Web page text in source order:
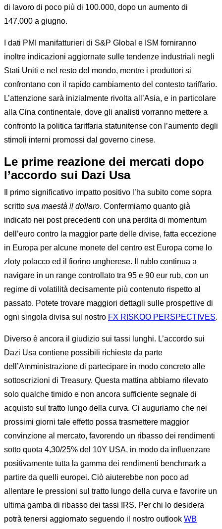
di lavoro di poco più di 100.000, dopo un aumento di
147.000 a giugno.
I dati PMI manifatturieri di S&P Global e ISM forniranno
inoltre indicazioni aggiornate sulle tendenze industriali negli
Stati Uniti e nel resto del mondo, mentre i produttori si
confrontano con il rapido cambiamento del contesto tariffario.
L’attenzione sarà inizialmente rivolta all’Asia, e in particolare
alla Cina continentale, dove gli analisti vorranno mettere a
confronto la politica tariffaria statunitense con l’aumento degli
stimoli interni promossi dal governo cinese.
Le prime reazione dei mercati dopo
l’accordo sui Dazi Usa
Il primo significativo impatto positivo l’ha subito come sopra
scritto sua maestà il dollaro. Confermiamo quanto già
indicato nei post precedenti con una perdita di momentum
dell’euro contro la maggior parte delle divise, fatta eccezione
in Europa per alcune monete del centro est Europa come lo
zloty polacco ed il fiorino ungherese. Il rublo continua a
navigare in un range controllato tra 95 e 90 eur rub, con un
regime di volatilità decisamente più contenuto rispetto al
passato. Potete trovare maggiori dettagli sulle prospettive di
ogni singola divisa sul nostro FX RISKOO PERSPECTIVES.
Diverso è ancora il giudizio sui tassi lunghi. L’accordo sui
Dazi Usa contiene possibili richieste da parte
dell’Amministrazione di partecipare in modo concreto alle
sottoscrizioni di Treasury. Questa mattina abbiamo rilevato
solo qualche timido e non ancora sufficiente segnale di
acquisto sul tratto lungo della curva. Ci auguriamo che nei
prossimi giorni tale effetto possa trasmettere maggior
convinzione al mercato, favorendo un ribasso dei rendimenti
sotto quota 4,30/25% del 10Y USA, in modo da influenzare
positivamente tutta la gamma dei rendimenti benchmark a
partire da quelli europei. Ciò aiuterebbe non poco ad
allentare le pressioni sul tratto lungo della curva e favorire un
ultima gamba di ribasso dei tassi IRS. Per chi lo desidera
potrà tenersi aggiornato seguendo il nostro outlook WB